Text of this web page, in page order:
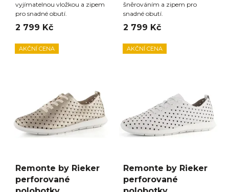
vyjímatelnou vložkou a zipem
pro snadné obutí.
2 799 Kč
šněrováním a zipem pro
snadné obutí.
2 799 Kč
AKČNÍ CENA
Remonte by Rieker
perforované
AKČNÍ CENA
Remonte by Rieker
perforované